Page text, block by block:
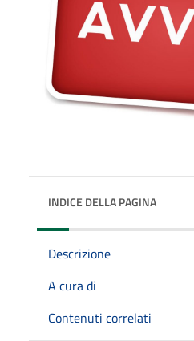
INDICE DELLA PAGINA
Descrizione
A cura di
Contenuti correlati